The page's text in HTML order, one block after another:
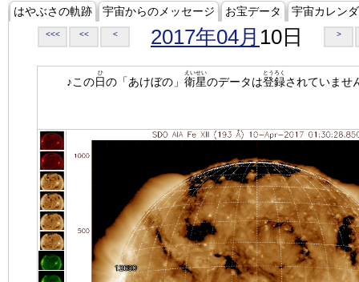
はやぶさの軌跡 宇宙からのメッセージ お宝データ 宇宙カレン
<<< << < 2017年04月 10日 >
♪この日
ひ
の「あけぼの」 衛星
えいせい
のデータは登録
とうろく
されていませ